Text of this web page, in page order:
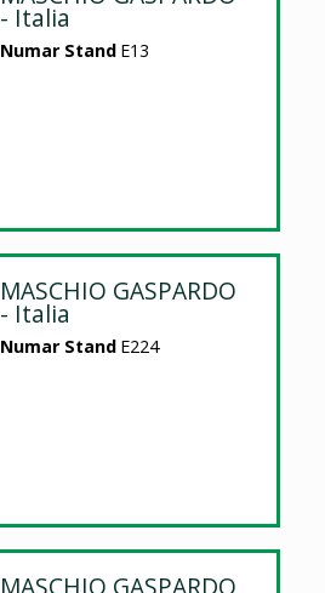
- Italia
Numar Stand E13
MASCHIO GASPARDO
- Italia
Numar Stand E224
MASCHIO GASPARDO